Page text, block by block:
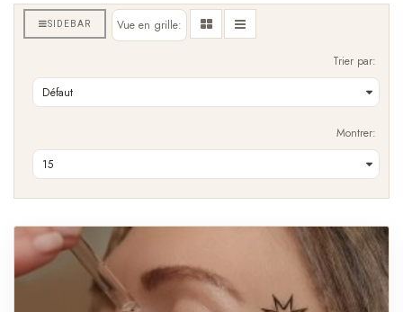
SIDEBAR Vue en grille:
Trier par:
Montrer: